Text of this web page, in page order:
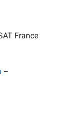
France
–